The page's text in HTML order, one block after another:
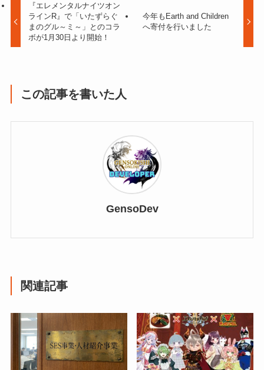
『エレメンタルナイツオン
ラインR』で「いたずらぐ
まのグル～ミ～」とのコラ
ボが1月30日より開始！
今年もEarth and Children
へ寄付を行いました
この記事を書いた人
GensoDev
関連記事